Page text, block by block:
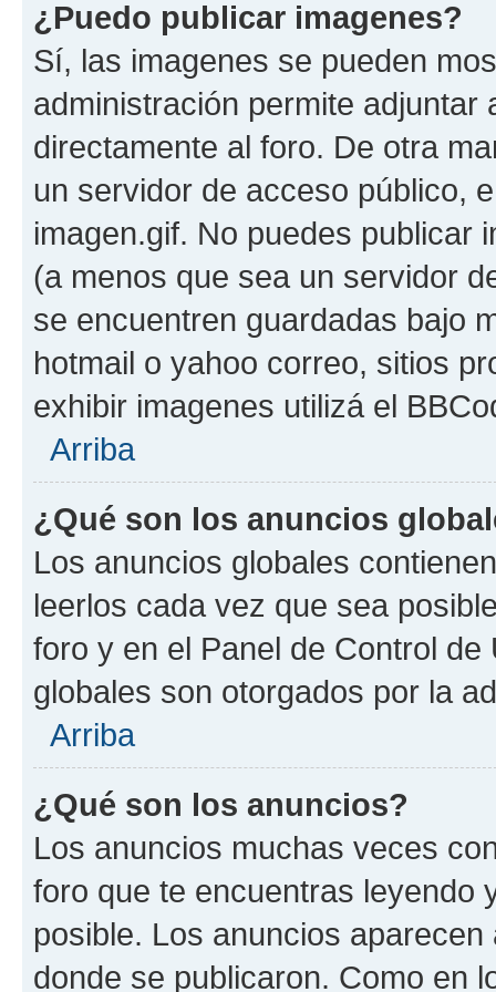
¿Puedo publicar imagenes?
Sí, las imagenes se pueden
administración permite
directamente al foro. De otra
un servidor de acceso público,
imagen.gif. No puedes publicar
(a menos que sea un servidor
se encuentren guardadas bajo
hotmail o yahoo correo, sitios
exhibir imagenes utilizá el
Arriba
¿Qué son los anuncios
Los anuncios globales
leerlos cada vez que sea
foro y en el Panel de Control
globales son otorgados por la
Arriba
¿Qué son los anuncios?
Los anuncios muchas veces
foro que te encuentras leyendo
posible. Los anuncios
donde se publicaron. Como en